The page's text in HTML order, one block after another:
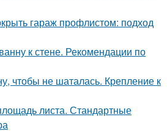
гараж профлистом: подход
к стене. Рекомендации по
чтобы не шаталась. Крепление к
листа. Стандартные